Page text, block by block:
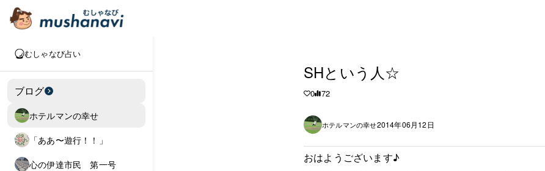
むしゃなび占い
ブログ
ホテルマンの幸せ
「ああ〜遊行！！」
心の伊達市民 第一号
SHという人☆
0 72
ホテルマンの幸せ2014年06月12日
おはようございます♪